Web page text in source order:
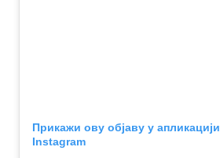
Прикажи ову објаву у апликацији
Instagram